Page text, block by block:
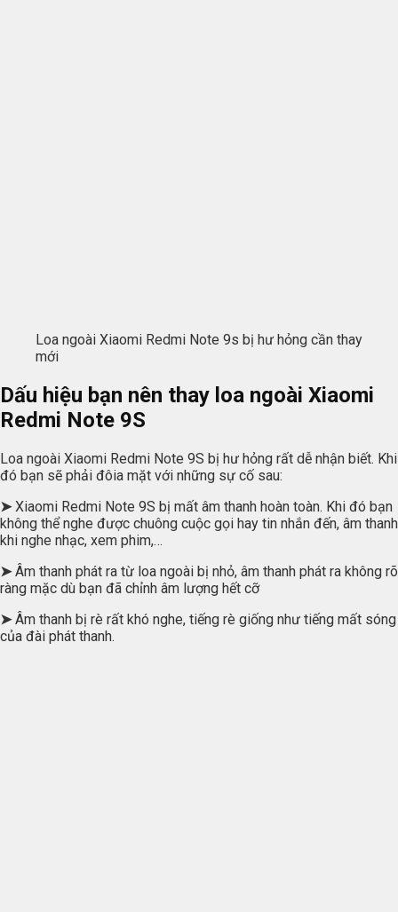
Loa ngoài Xiaomi Redmi Note 9s bị hư hỏng cần thay
mới
Dấu hiệu bạn nên thay loa ngoài Xiaomi
Redmi Note 9S
Loa ngoài Xiaomi Redmi Note 9S bị hư hỏng rất dễ nhận biết. Khi
đó bạn sẽ phải đôia mặt với những sự cố sau:
➤Xiaomi Redmi Note 9S bị mất âm thanh hoàn toàn. Khi đó bạn
không thể nghe được chuông cuộc gọi hay tin nhắn đến, âm thanh
khi nghe nhạc, xem phim,…
➤Âm thanh phát ra từ loa ngoài bị nhỏ, âm thanh phát ra không rõ
ràng mặc dù bạn đã chỉnh âm lượng hết cỡ
➤Âm thanh bị rè rất khó nghe, tiếng rè giống như tiếng mất sóng
của đài phát thanh.